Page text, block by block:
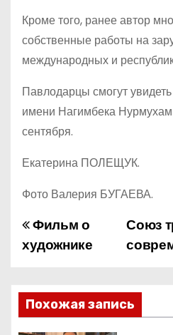
Кроме того, ранее автор
собственные работы на
международных и
Павлодарцы смогут
имени Нагимбека
сентября.
Екатерина ПОЛЕЩУК.
Фото Валерия БУГАЕВА.
Н
а
в
и
Союз
Фильм о
художнике
Похожая запись